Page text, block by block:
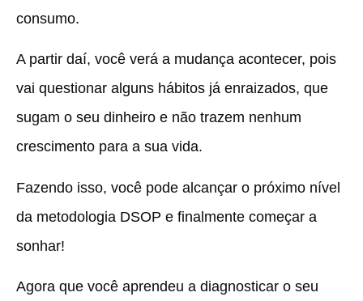
consumo.
A partir daí, você verá a mudança acontecer, pois
vai questionar alguns hábitos já enraizados, que
sugam o seu dinheiro e não trazem nenhum
crescimento para a sua vida.
Fazendo isso, você pode alcançar o próximo nível
da metodologia DSOP e finalmente começar a
sonhar!
Agora que você aprendeu a diagnosticar o seu